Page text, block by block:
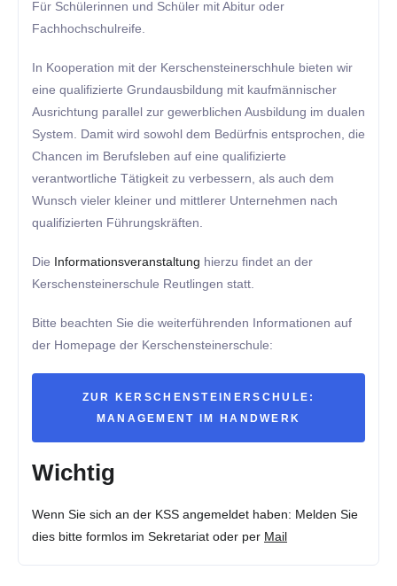
Für Schülerinnen und Schüler mit Abitur oder
Fachhochschulreife.
In Kooperation mit der Kerschensteinerschhule bieten wir
eine qualifizierte Grundausbildung mit kaufmännischer
Ausrichtung parallel zur gewerblichen Ausbildung im dualen
System. Damit wird sowohl dem Bedürfnis entsprochen, die
Chancen im Berufsleben auf eine qualifizierte
verantwortliche Tätigkeit zu verbessern, als auch dem
Wunsch vieler kleiner und mittlerer Unternehmen nach
qualifizierten Führungskräften.
Die Informationsveranstaltung hierzu findet an der
Kerschensteinerschule Reutlingen statt.
Bitte beachten Sie die weiterführenden Informationen auf
der Homepage der Kerschensteinerschule:
ZUR KERSCHENSTEINERSCHULE:
MANAGEMENT IM HANDWERK
Wichtig
Wenn Sie sich an der KSS angemeldet haben: Melden Sie
dies bitte formlos im Sekretariat oder per Mail